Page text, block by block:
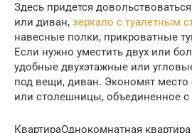
Здесь придется
или диван, зеркало с туалетным
навесные полки, прикроватные
Если нужно уместить двух или
удобные двухэтажные или
под вещи, диван. Экономят место
или столешницы, объединенное
КвартираОднокомнатная